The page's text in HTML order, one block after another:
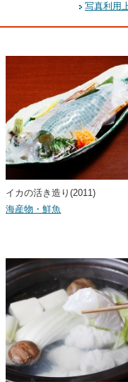
写真利用
イカの活き造り(2011)
海産物・鮮魚